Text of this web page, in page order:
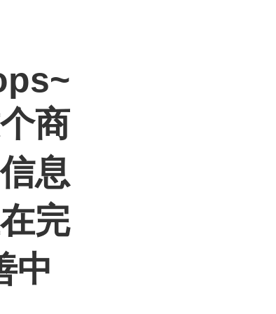
商
息
完
中